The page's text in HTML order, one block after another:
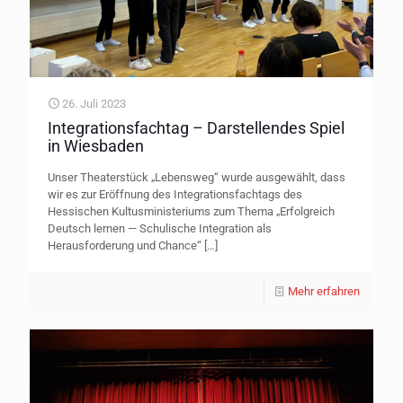
26. Juli 2023
Integrationsfachtag – Darstellendes Spiel
in Wiesbaden
Unser Theaterstück „Lebensweg“ wurde ausgewählt, dass
wir es zur Eröffnung des Integrationsfachtags des
Hessischen Kultusministeriums zum Thema „Erfolgreich
Deutsch lernen — Schulische Integration als
Herausforderung und Chance“ […]
Mehr erfahren